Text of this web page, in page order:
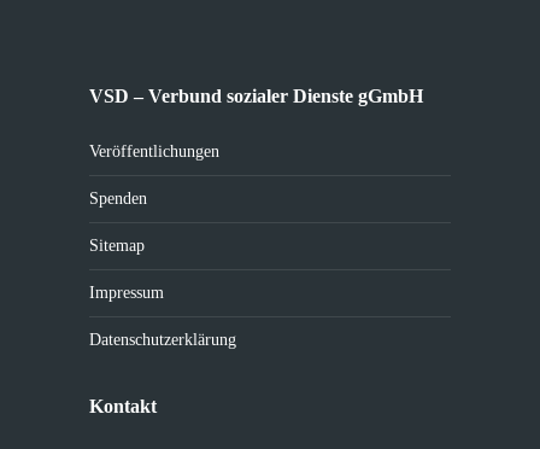
VSD – Verbund sozialer Dienste gGmbH
Veröffentlichungen
Spenden
Sitemap
Impressum
Datenschutzerklärung
Kontakt